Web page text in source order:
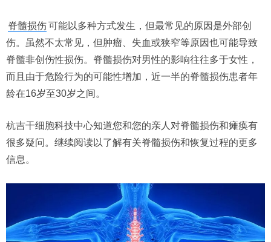
脊髓损伤可能以多种方式发生，但最常见的原因是外部创
伤。虽然不太常见，但肿瘤、失血或狭窄等原因也可能导致
脊髓非创伤性损伤。脊髓损伤对男性的影响往往多于女性，
而且由于危险行为的可能性增加，近一半的脊髓损伤患者年
龄在16岁至30岁之间。
杭吉干细胞科技中心知道您和您的亲人对脊髓损伤和瘫痪有
很多疑问。继续阅读以了解有关脊髓损伤和恢复过程的更多
信息。